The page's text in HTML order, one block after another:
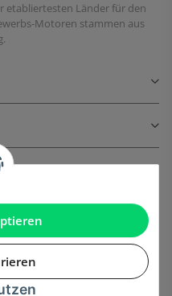
etabliertesten Länder für den
Motoren stammen aus